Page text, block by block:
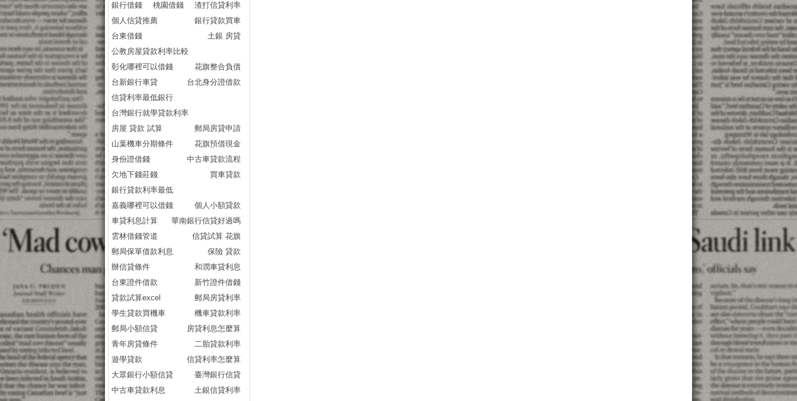
銀行借錢
桃園借錢
渣打信貸利率
個人信貸推薦
銀行貸款買車
台東借錢
土銀 房貸
公教房屋貸款利率比較
彰化哪裡可以借錢
花旗整合負債
台新銀行車貸
台北身分證借款
信貸利率最低銀行
台灣銀行就學貸款利率
房屋 貸款 試算
郵局房貸申請
山葉機車分期條件
花旗預借現金
身份證借錢
中古車貸款流程
欠地下錢莊錢
買車貸款
銀行貸款利率最低
嘉義哪裡可以借錢
個人小額貸款
車貸利息計算
華南銀行信貸好過嗎
雲林借錢管道
信貸試算 花旗
郵局保單借款利息
保險 貸款
辦信貸條件
和潤車貸利息
台東證件借款
新竹證件借錢
貸款試算excel
郵局房貸利率
學生貸款買機車
機車貸款利率
郵局小額信貸
房貸利息怎麼算
青年房貸條件
二胎貸款利率
遊學貸款
信貸利率怎麼算
大眾銀行小額信貸
臺灣銀行信貸
中古車貸款利息
土銀信貸利率